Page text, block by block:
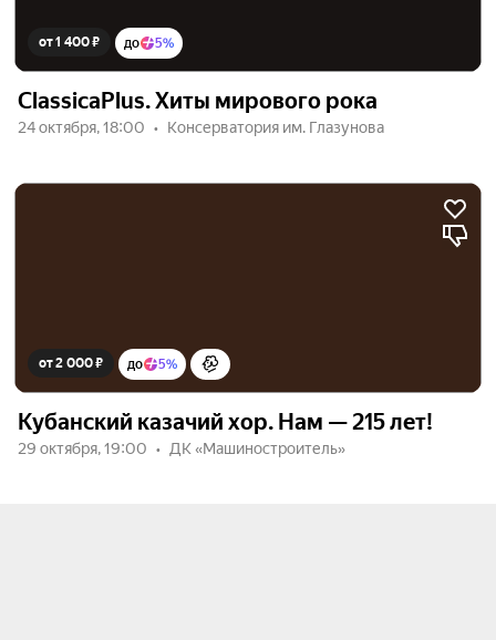
от 1 400 ₽ до 5%
ClassicaPlus. Хиты мирового рока
24 октября, 18:00 Консерватория им. Глазунова
от 2 000 ₽ до 5%
Кубанский казачий хор. Нам — 215 лет!
29 октября, 19:00 ДК «Машиностроитель»